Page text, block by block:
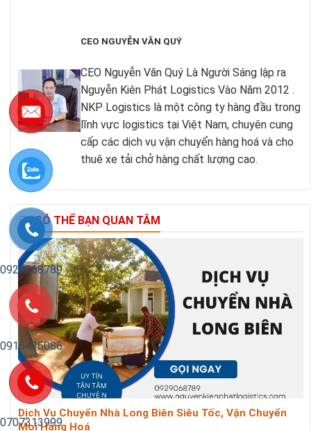
CEO NGUYỄN VĂN QUÝ
CEO Nguyễn Văn Quý Là Người Sáng lập ra
Nguyễn Kiên Phát Logistics Vào Năm 2012 .
NKP Logistics là một công ty hàng đầu trong
lĩnh vực logistics tại Việt Nam, chuyên cung
cấp các dịch vụ vận chuyển hàng hoá và cho
thuê xe tải chở hàng chất lượng cao.
CÓ THỂ BẠN QUAN TÂM
Dịch Vụ Chuyển Nhà Long Biên Siêu Tốc, Vận Chuyển
Mọi Hàng Hoá
0929068789
0916436086
0707313999